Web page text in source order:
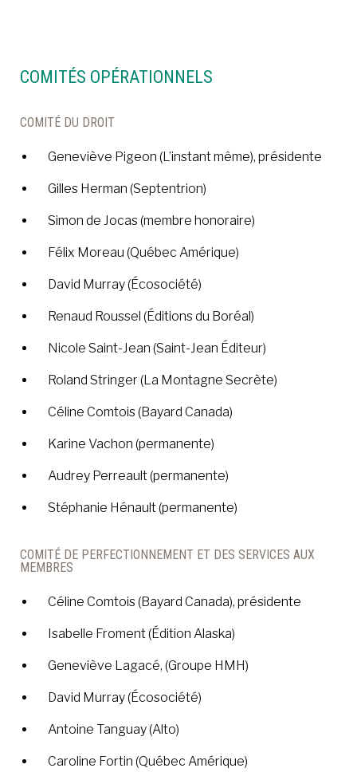
COMITÉS OPÉRATIONNELS
COMITÉ DU DROIT
Geneviève Pigeon (L’instant même), présidente
Gilles Herman (Septentrion)
Simon de Jocas (membre honoraire)
Félix Moreau (Québec Amérique)
David Murray (Écosociété)
Renaud Roussel (Éditions du Boréal)
Nicole Saint-Jean (Saint-Jean Éditeur)
Roland Stringer (La Montagne Secrète)
Céline Comtois (Bayard Canada)
Karine Vachon (permanente)
Audrey Perreault (permanente)
Stéphanie Hénault (permanente)
COMITÉ DE PERFECTIONNEMENT ET DES SERVICES AUX
MEMBRES
Céline Comtois (Bayard Canada), présidente
Isabelle Froment (Édition Alaska)
Geneviève Lagacé, (Groupe HMH)
David Murray (Écosociété)
Antoine Tanguay (Alto)
Caroline Fortin (Québec Amérique)